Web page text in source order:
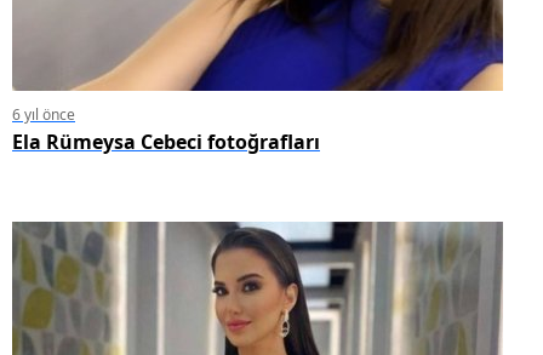
6 yıl önce
Ela Rümeysa Cebeci fotoğrafları